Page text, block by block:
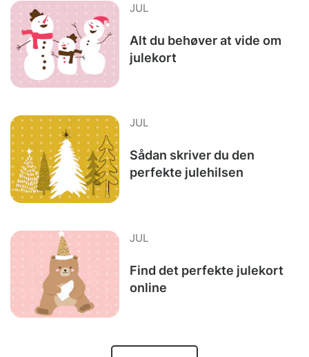
JUL
Alt du behøver at vide om
julekort
JUL
Sådan skriver du den
perfekte julehilsen
JUL
Find det perfekte julekort
online